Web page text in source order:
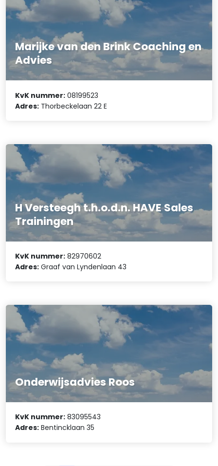
Marijke van den Brink Coaching en
Advies
KvK nummer: 08199523
Adres: Thorbeckelaan 22 E
H Versteegh t.h.o.d.n. HAVE Sales
Trainingen
KvK nummer: 82970602
Adres: Graaf van Lyndenlaan 43
Onderwijsadvies Roos
KvK nummer: 83095543
Adres: Bentincklaan 35